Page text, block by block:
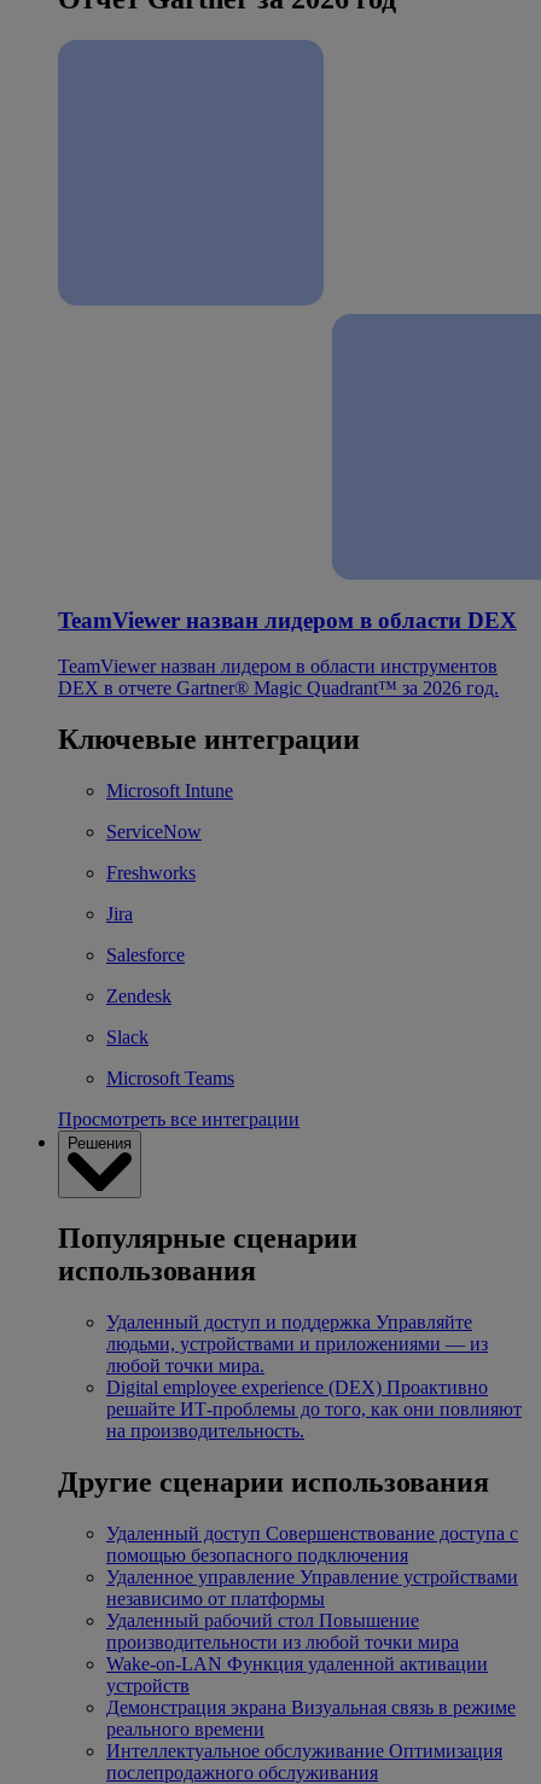
TeamViewer назван лидером в области DEX
TeamViewer назван лидером в области инструментов
DEX в отчете Gartner® Magic Quadrant™ за 2026 год.
Ключевые интеграции
Microsoft Intune
ServiceNow
Freshworks
Jira
Salesforce
Zendesk
Slack
Microsoft Teams
Просмотреть все интеграции
Решения
Популярные сценарии
использования
Удаленный доступ и поддержка Управляйте
людьми, устройствами и приложениями — из
любой точки мира.
Digital employee experience (DEX) Проактивно
решайте ИТ-проблемы до того, как они повлияют
на производительность.
Другие сценарии использования
Удаленный доступ Совершенствование доступа с
помощью безопасного подключения
Удаленное управление Управление устройствами
независимо от платформы
Удаленный рабочий стол Повышение
производительности из любой точки мира
Wake-on-LAN Функция удаленной активации
устройств
Демонстрация экрана Визуальная связь в режиме
реального времени
Интеллектуальное обслуживание Оптимизация
послепродажного обслуживания